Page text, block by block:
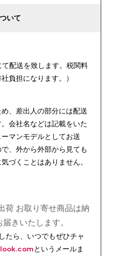
いて
て配送を致します。税関料
負担になります。）
、差出人の部分には配送
会社名などは記載をいた
マンモデルとしてお送
、外から外部から見ても
づくことはありません。
荷 お取り寄せ商品は納
きいたします。
たら、いつでもぜひチャ
というメールま